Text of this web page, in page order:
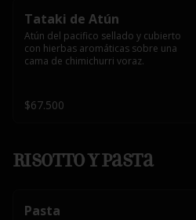
Tataki de Atún
Atún del pacifico sellado y cubierto
con hierbas aromáticas sobre una
cama de chimichurri voraz.
$67.500
Risotto y Pasta
Pasta